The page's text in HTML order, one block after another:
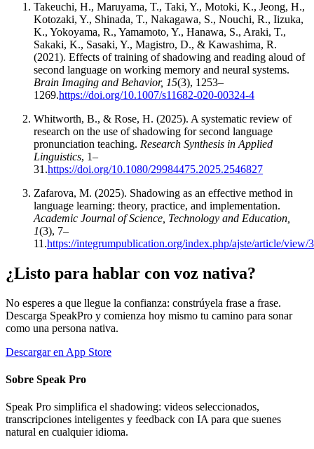
Takeuchi, H., Maruyama, T., Taki, Y., Motoki, K., Jeong, H.,
Kotozaki, Y., Shinada, T., Nakagawa, S., Nouchi, R., Iizuka,
K., Yokoyama, R., Yamamoto, Y., Hanawa, S., Araki, T.,
Sakaki, K., Sasaki, Y., Magistro, D., & Kawashima, R.
(2021). Effects of training of shadowing and reading aloud of
second language on working memory and neural systems.
Brain Imaging and Behavior, 15(3), 1253–
1269.https://doi.org/10.1007/s11682-020-00324-4
Whitworth, B., & Rose, H. (2025). A systematic review of
research on the use of shadowing for second language
pronunciation teaching. Research Synthesis in Applied
Linguistics, 1–
31.https://doi.org/10.1080/29984475.2025.2546827
Zafarova, M. (2025). Shadowing as an effective method in
language learning: theory, practice, and implementation.
Academic Journal of Science, Technology and Education,
1(3), 7–
11.https://integrumpublication.org/index.php/ajste/article/view/
¿Listo para hablar con voz nativa?
No esperes a que llegue la confianza: constrúyela frase a frase.
Descarga SpeakPro y comienza hoy mismo tu camino para sonar
como una persona nativa.
Descargar en App Store
Sobre Speak Pro
Speak Pro simplifica el shadowing: videos seleccionados,
transcripciones inteligentes y feedback con IA para que suenes
natural en cualquier idioma.